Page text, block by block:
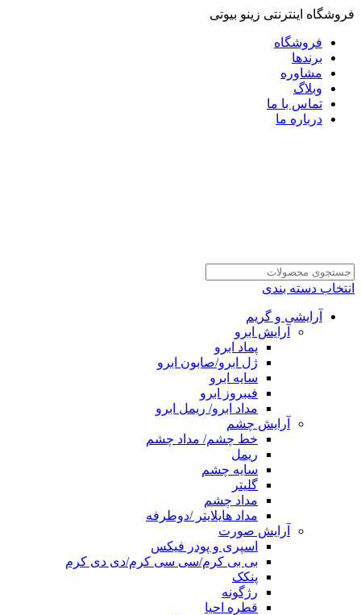
فروشگاه اینترنتی زینو بیوتی
فروشگاه
برندها
مشاوره
وبلاگ
تماس با ما
درباره ما
انتخاب دسته بندی
آرایشی و گریم
آرایش ابرو
پماد ابرو
ژل ابرو/صابون ابرو
سایه ابرو
فیبروز ابرو
مداد ابرو/ ریمل ابرو
آرایش چشم
خط چشم/ مداد چشم
ریمل
سایه چشم
گلیتر
مداد چشم
مداد هایلایتر /دوطرفه
آرایش صورت
اسپری و پودر فیکس
بی بی کرم/سی سی کرم/دی دی کرم
پنکک
رژگونه
قطره احیا